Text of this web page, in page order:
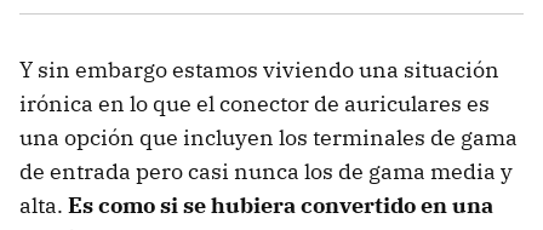
Y sin embargo estamos viviendo una situación
irónica en lo que el conector de auriculares es
una opción que incluyen los terminales de gama
de entrada pero casi nunca los de gama media y
alta. Es como si se hubiera convertido en una